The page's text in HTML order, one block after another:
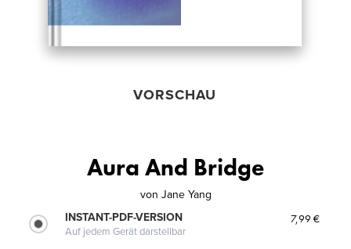
VORSCHAU
Aura And Bridge
von Jane Yang
INSTANT-PDF-VERSION
Auf jedem Gerät darstellbar
7,99 €